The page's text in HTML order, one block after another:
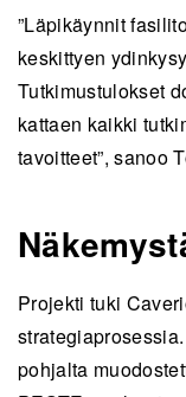
”Läpikäynnit
keskittyen
Tutkimustulokset
kattaen kaikki
tavoitteet”, sanoo
Projekti tuki
pohjalta